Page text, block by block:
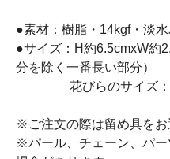
●素材：樹脂・14kgf・淡
●サイズ：H約6.5cmxW約
分を除く一番長い部分）
花びらのサイズ：H
※ご注文の際は留め具をお
※パール、チェーン、パ